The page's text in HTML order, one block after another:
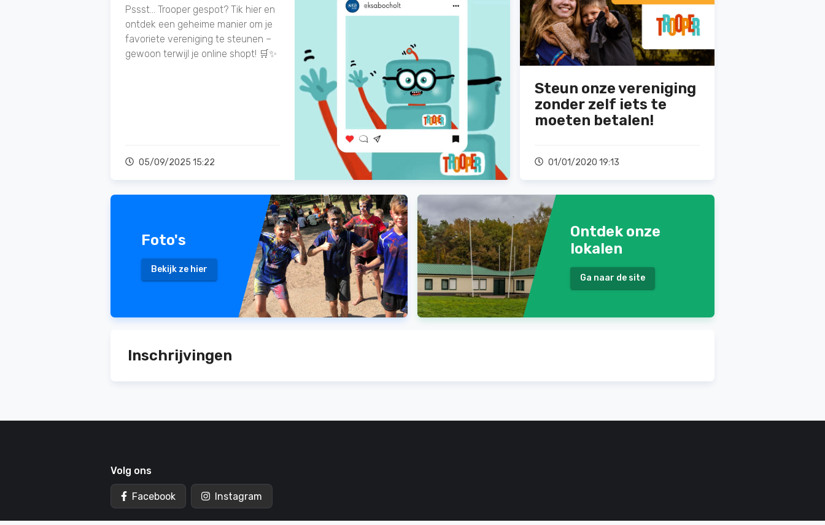
Pssst... Trooper gespot? Tik hier en
ontdek een geheime manier om je
favoriete vereniging te steunen –
gewoon terwijl je online shopt! 🛒✨
05/09/2025 15:22
Steun onze vereniging
zonder zelf iets te
moeten betalen!
01/01/2020 19:13
Foto's
Bekijk ze hier
Ontdek onze
lokalen
Ga naar de site
Inschrijvingen
Volg ons
Facebook Instagram